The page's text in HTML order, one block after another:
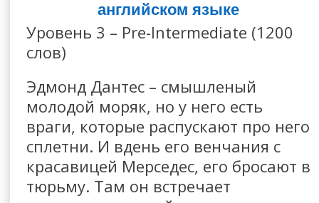
английском языке
Уровень 3 – Pre-Intermediate (1200
слов)
Эдмонд Дантес – смышленый
молодой моряк, но у него есть
враги, которые распускают про него
сплетни. И вдень его венчания с
красавицей Мерседес, его бросают в
тюрьму. Там он встречает